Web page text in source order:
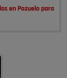
en Pozuelo para
las